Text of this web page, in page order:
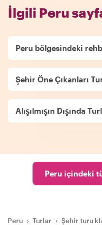
İlgili Peru
Peru bölgesindeki
Şehir Öne Çıkanları
Alışılmışın Dışında
Peru içindeki
Peru › Turlar › Şehir turu